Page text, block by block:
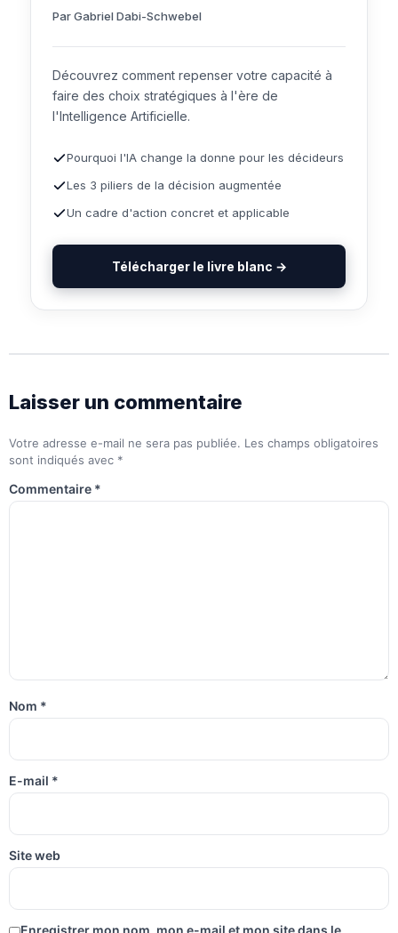
Par Gabriel Dabi-Schwebel
Découvrez comment repenser votre capacité à
faire des choix stratégiques à l'ère de
l'Intelligence Artificielle.
Pourquoi l'IA change la donne pour les décideurs
Les 3 piliers de la décision augmentée
Un cadre d'action concret et applicable
Télécharger le livre blanc →
Laisser un commentaire
Votre adresse e-mail ne sera pas publiée. Les champs obligatoires
sont indiqués avec *
Commentaire *
Nom *
E-mail *
Site web
Enregistrer mon nom, mon e-mail et mon site dans le